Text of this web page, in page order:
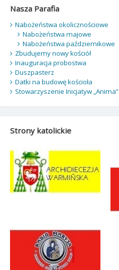
Nasza Parafia
Nabożeństwa okolicznościowe
Nabożeństwa majowe
Nabożeństwa październikowe
Zbudujemy nowy kościół
Inauguracja probostwa
Duszpasterz
Datki na budowę kościoła
Stowarzyszenie Inicjatyw „Anima”
Strony katolickie